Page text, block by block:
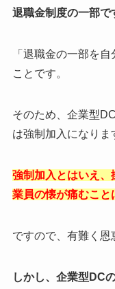
退職金制度の一部で
「退職金の一部を
ことです。
そのため、企業型
は強制加入になりま
強制加入とはいえ、
業員の懐が痛むこと
ですので、有難く恩
しかし、企業型DC